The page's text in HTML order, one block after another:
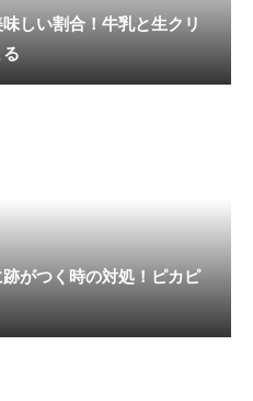
しい割合！牛乳と生クリ
がつく時の対処！ピカピ